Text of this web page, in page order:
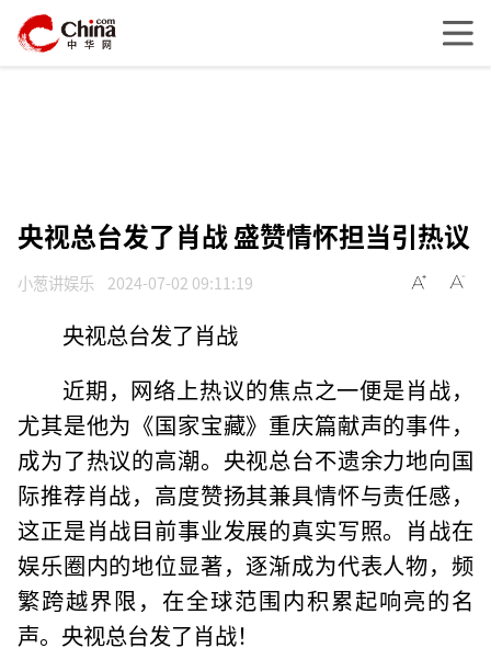
央视总台发了肖战 盛赞情怀担当引热议
小葱讲娱乐 2024-07-02 09:11:19
央视总台发了肖战
近期，网络上热议的焦点之一便是肖战，
尤其是他为《国家宝藏》重庆篇献声的事件，
成为了热议的高潮。央视总台不遗余力地向国
际推荐肖战，高度赞扬其兼具情怀与责任感，
这正是肖战目前事业发展的真实写照。肖战在
娱乐圈内的地位显著，逐渐成为代表人物，频
繁跨越界限，在全球范围内积累起响亮的名
声。央视总台发了肖战！